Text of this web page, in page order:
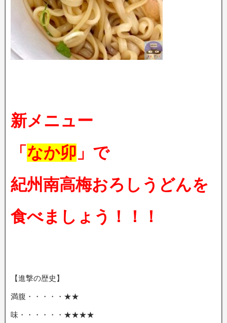
新メニュー
「 なか卯 」で
紀州南高梅おろしうどんを
食べましょう！！！
【進撃の歴史】
満腹・・・・・★★
味・・・・・・★★★★